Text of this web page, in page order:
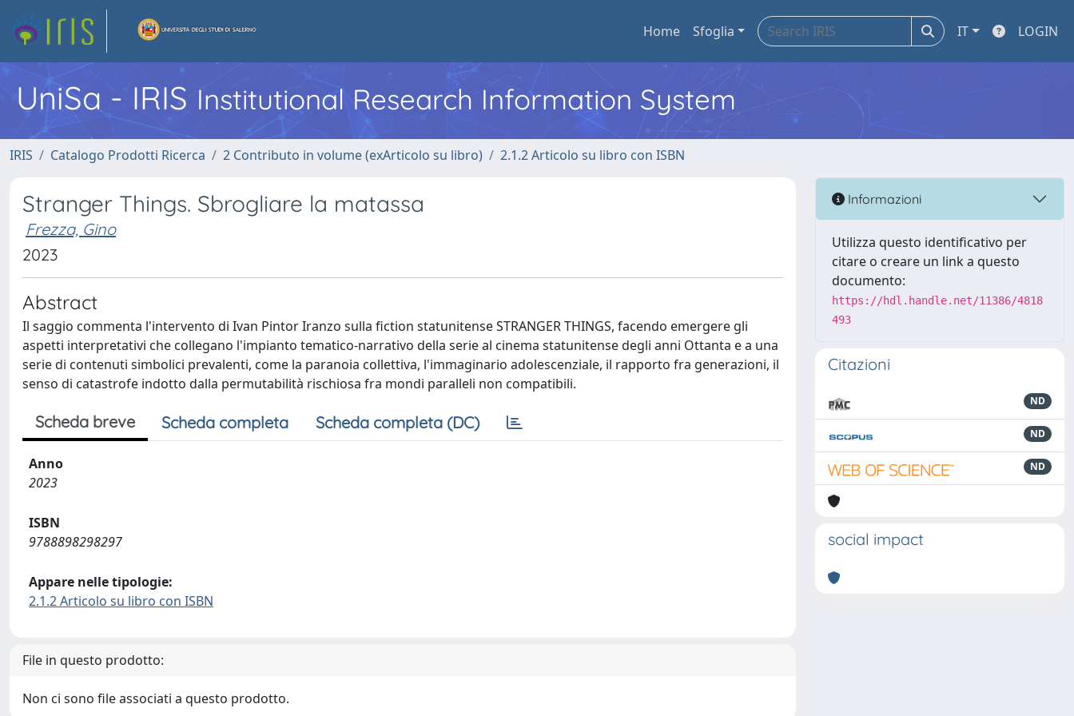
Home Sfoglia IT LOGIN
UniSa - IRIS Institutional Research Information System
IRIS Catalogo Prodotti Ricerca 2 Contributo in volume (exArticolo su libro) 2.1.2 Articolo su libro con ISBN
Stranger Things. Sbrogliare la matassa
Frezza, Gino
2023
Abstract
Il saggio commenta l'intervento di Ivan Pintor Iranzo sulla fiction statunitense STRANGER THINGS, facendo emergere gli
aspetti interpretativi che collegano l'impianto tematico-narrativo della serie al cinema statunitense degli anni Ottanta e a una
serie di contenuti simbolici prevalenti, come la paranoia collettiva, l'immaginario adolescenziale, il rapporto fra generazioni, il
senso di catastrofe indotto dalla permutabilità rischiosa fra mondi paralleli non compatibili.
Scheda breve Scheda completa Scheda completa (DC)
Anno
2023
ISBN
9788898298297
Appare nelle tipologie:
2.1.2 Articolo su libro con ISBN
File in questo prodotto:
Non ci sono file associati a questo prodotto.
Informazioni
Utilizza questo identificativo per
citare o creare un link a questo
documento:
https://hdl.handle.net/11386/4818
493
Citazioni
ND
ND
ND
social impact